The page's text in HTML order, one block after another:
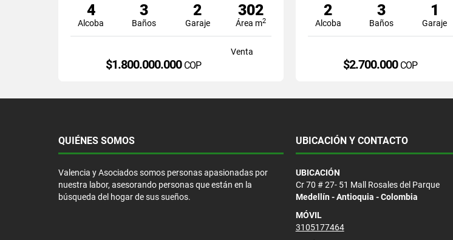
4
Alcoba
3
Baños
2
Garaje
302
Área m2
Venta
$1.800.000.000 COP
2
Alcoba
3
Baños
1
Garaje
$2.700.000 COP
QUIÉNES SOMOS
Valencia y Asociados somos personas apasionadas por
nuestra labor, asesorando personas que están en la
búsqueda del hogar de sus sueños.
UBICACIÓN Y CONTACTO
UBICACIÓN
Cr 70 # 27- 51 Mall Rosales del Parque
Medellín - Antioquia - Colombia
MÓVIL
3105177464